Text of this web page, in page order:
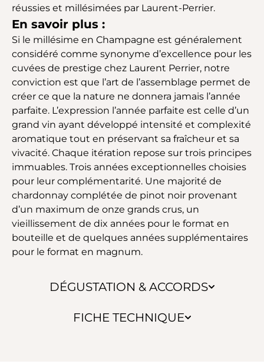
DÉGUSTATION & ACCORDS
FICHE TECHNIQUE
réussies et millésimées par Laurent-Perrier.
En savoir plus :
Si le millésime en Champagne est généralement
considéré comme synonyme d’excellence pour les
cuvées de prestige chez Laurent Perrier, notre
conviction est que l’art de l’assemblage permet de
créer ce que la nature ne donnera jamais l’année
parfaite. L’expression l’année parfaite est celle d’un
grand vin ayant développé intensité et complexité
aromatique tout en préservant sa fraîcheur et sa
vivacité. Chaque itération repose sur trois principes
immuables. Trois années exceptionnelles choisies
pour leur complémentarité. Une majorité de
chardonnay complétée de pinot noir provenant
d’un maximum de onze grands crus, un
vieillissement de dix années pour le format en
bouteille et de quelques années supplémentaires
pour le format en magnum.